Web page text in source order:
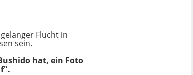
Flucht in
sein.
hat, ein Foto